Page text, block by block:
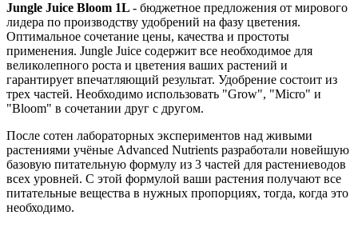
Jungle Juice Bloom 1L - бюджетное предложения от мирового
лидера по производству удобрений на фазу цветения.
Оптимальное сочетание цены, качества и простоты
применения. Jungle Juice содержит все необходимое для
великолепного роста и цветения ваших растений и
гарантирует впечатляющий результат. Удобрение состоит из
трех частей. Необходимо использовать "Grow", "Micro" и
"Bloom" в сочетании друг с другом.
После сотен лабораторных экспериментов над живыми
растениями учёные Advanced Nutrients разработали новейшую
базовую питательную формулу из 3 частей для растениеводов
всех уровней. С этой формулой ваши растения получают все
питательные вещества в нужных пропорциях, тогда, когда это
необходимо.